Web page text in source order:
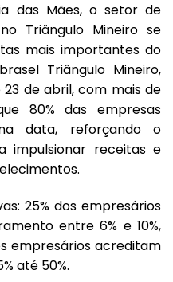
das Mães, o setor de
Triângulo Mineiro se
mais importantes do
Triângulo Mineiro,
de abril, com mais de
80% das empresas
data, reforçando o
impulsionar receitas e
25% dos empresários
entre 6% e 10%,
empresários acreditam
até 50%.